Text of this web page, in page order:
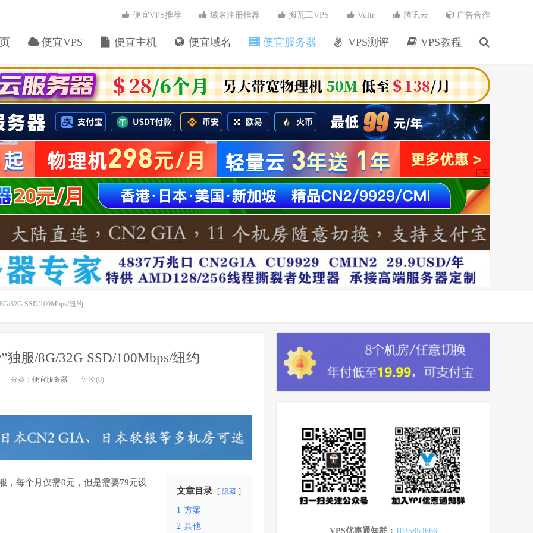
便宜VPS 便宜主机 便宜域名 便宜服务器 VPS测评 VPS教程
便宜VPS推荐 域名注册推荐 搬瓦工VPS Vultr 腾讯云 广告合作
32G SSD/100Mbps/纽约
独服/8G/32G SSD/100Mbps/纽约
分类： 便宜服务器 评论(0)
文章目录 隐藏
1 方案
2 其他
，每个月仅需0元，但是需要79元设
VPS优惠通知群： 1035854666